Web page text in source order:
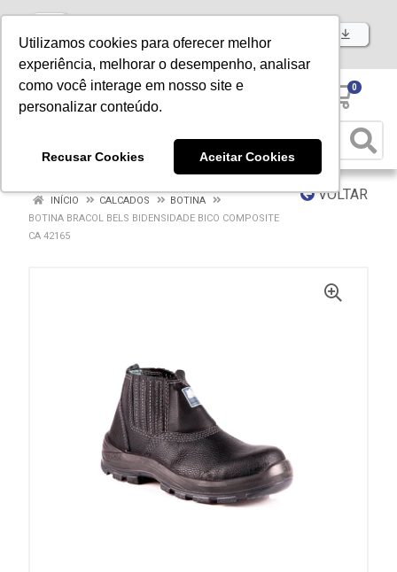
Utilizamos cookies para oferecer melhor
experiência, melhorar o desempenho, analisar
como você interage em nosso site e
personalizar conteúdo.
Recusar Cookies Aceitar Cookies
Baixe já nosso APP
0
VOLTAR
INÍCIO CALCADOS
BOTINA
BOTINA BRACOL BELS BIDENSIDADE BICO COMPOSITE
CA 42165